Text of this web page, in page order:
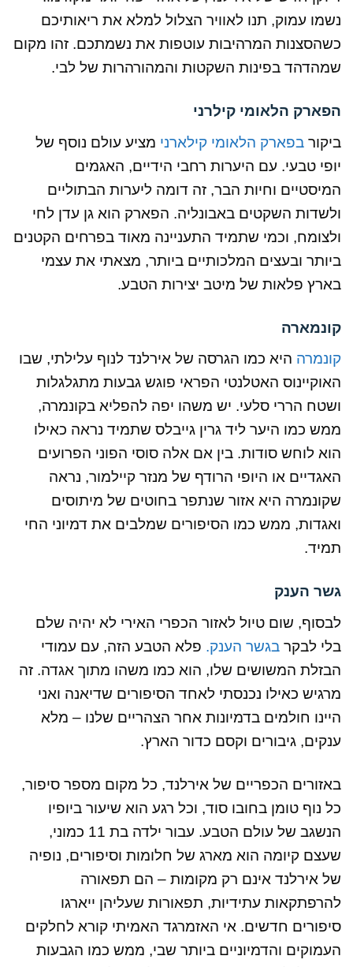
נשמו עמוק, תנו לאוויר הצלול למלא את ריאותיכם
כשהסצנות המרהיבות עוטפות את נשמתכם. זהו מקום
שמהדהד בפינות השקטות והמהורהרות של לבי.
הפארק הלאומי קילרני
ביקור בפארק הלאומי קילארני מציע עולם נוסף של
יופי טבעי. עם היערות רחבי הידיים, האגמים
המיסטיים וחיות הבר, זה דומה ליערות הבתוליים
ולשדות השקטים באבונליה. הפארק הוא גן עדן לחי
ולצומח, וכמי שתמיד התעניינה מאוד בפרחים הקטנים
ביותר ובעצים המלכותיים ביותר, מצאתי את עצמי
בארץ פלאות של מיטב יצירות הטבע.
קונמארה
קונמרה היא כמו הגרסה של אירלנד לנוף עלילתי, שבו
האוקיינוס האטלנטי הפראי פוגש גבעות מתגלגלות
ושטח הררי סלעי. יש משהו יפה להפליא בקונמרה,
ממש כמו היער ליד גרין גייבלס שתמיד נראה כאילו
הוא לוחש סודות. בין אם אלה סוסי הפוני הפרועים
האגדיים או היופי הרודף של מנזר קיילמור, נראה
שקונמרה היא אזור שנתפר בחוטים של מיתוסים
ואגדות, ממש כמו הסיפורים שמלבים את דמיוני החי
תמיד.
גשר הענק
לבסוף, שום טיול לאזור הכפרי האירי לא יהיה שלם
בלי לבקר בגשר הענק. פלא הטבע הזה, עם עמודי
הבזלת המשושים שלו, הוא כמו משהו מתוך אגדה. זה
מרגיש כאילו נכנסתי לאחד הסיפורים שדיאנה ואני
היינו חולמים בדמיונות אחר הצהריים שלנו – מלא
ענקים, גיבורים וקסם כדור הארץ.
באזורים הכפריים של אירלנד, כל מקום מספר סיפור,
כל נוף טומן בחובו סוד, וכל רגע הוא שיעור ביופיו
הנשגב של עולם הטבע. עבור ילדה בת 11 כמוני,
שעצם קיומה הוא מארג של חלומות וסיפורים, נופיה
של אירלנד אינם רק מקומות – הם תפאורה
להרפתקאות עתידיות, תפאורות שעליהן ייארגו
סיפורים חדשים. אי האזמרגד האמיתי קורא לחלקים
העמוקים והדמיוניים ביותר שבי, ממש כמו הגבעות